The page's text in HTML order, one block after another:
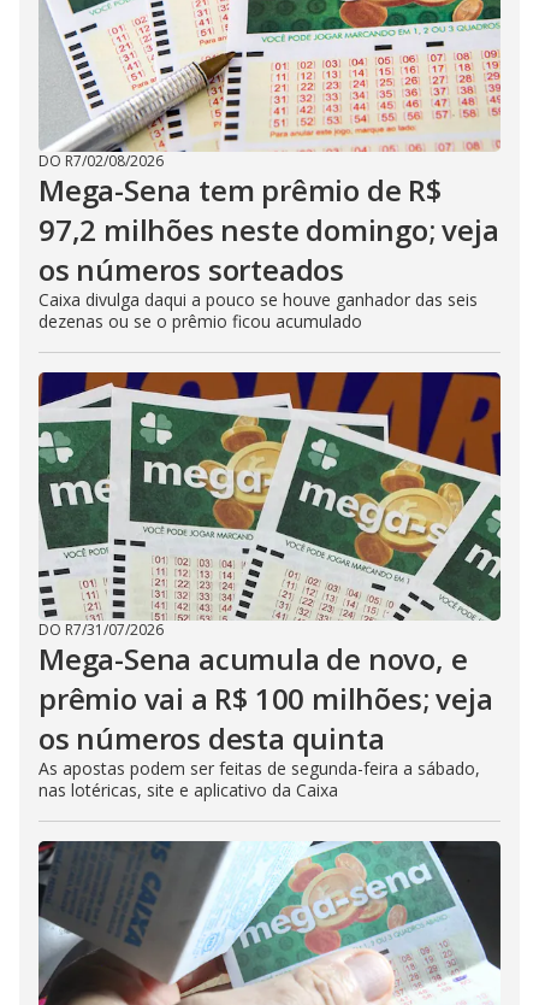
DO R7/02/08/2026
Mega-Sena tem prêmio de R$
97,2 milhões neste domingo; veja
os números sorteados
Caixa divulga daqui a pouco se houve ganhador das seis
dezenas ou se o prêmio ficou acumulado
DO R7/31/07/2026
Mega-Sena acumula de novo, e
prêmio vai a R$ 100 milhões; veja
os números desta quinta
As apostas podem ser feitas de segunda-feira a sábado,
nas lotéricas, site e aplicativo da Caixa